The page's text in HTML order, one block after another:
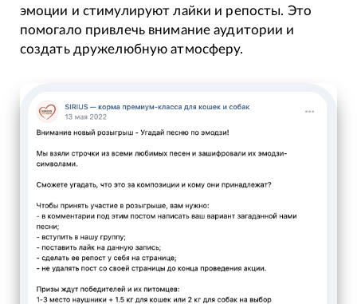
эмоции и стимулируют лайки и репосты. Это
помогало привлечь внимание аудитории и
создать дружелюбную атмосферу.